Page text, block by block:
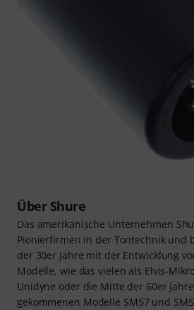
Über Shure
Das amerikanische Unternehmen
Pionierfirmen in der Tontechnik und
der 30er Jahre mit der Entwicklung
Modelle, wie das vielen als Elvis-
Unidyne oder die Mitte der 60er
gekommenen Modelle SM57 und